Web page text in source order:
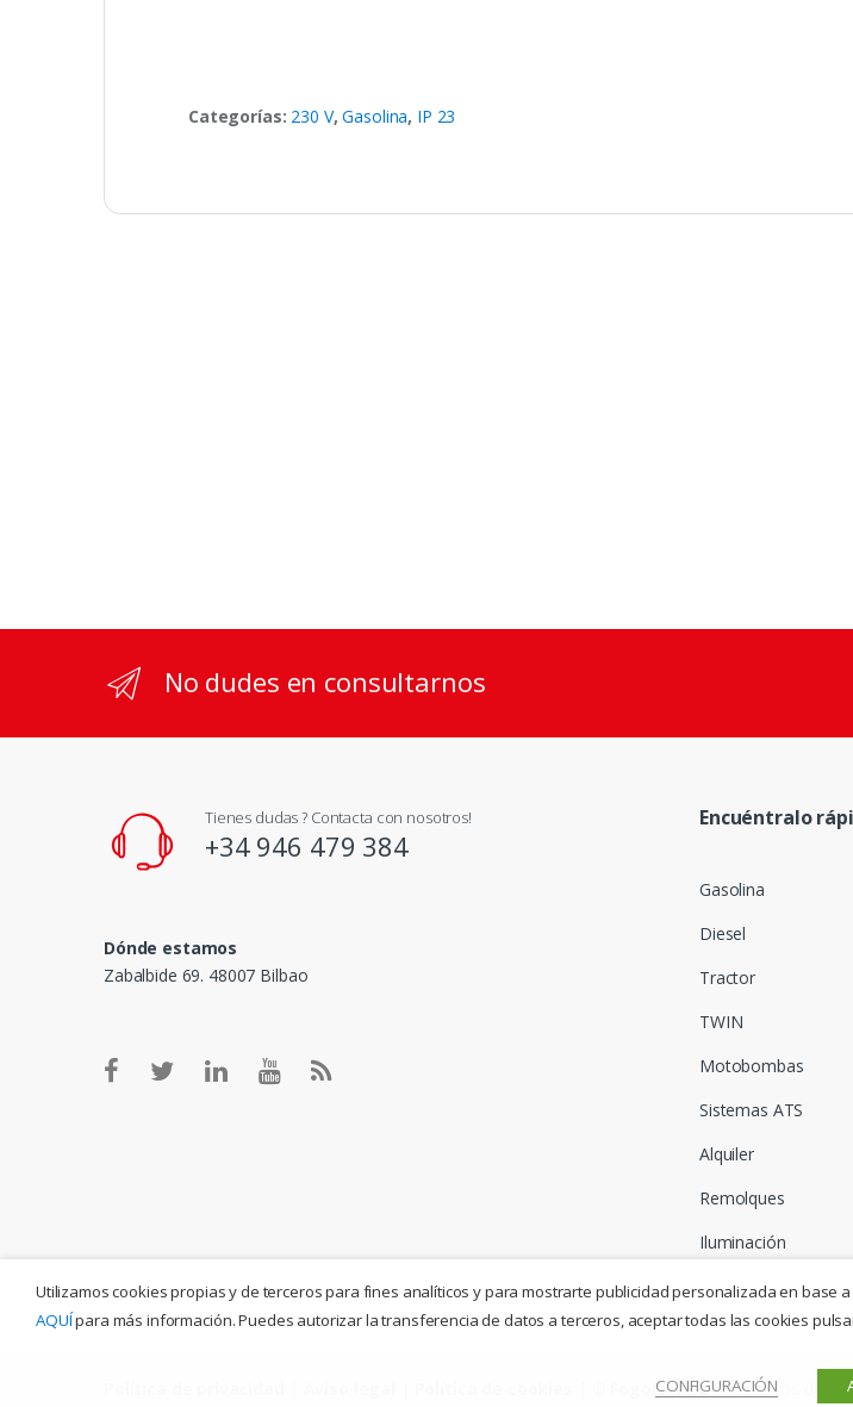
Categorías: 230 V,Gasolina, IP 23
No dudes en consultarnos
Encuéntralo
Gasolina
Diesel
Tractor
TWIN
Motobombas
Sistemas ATS
Alquiler
Remolques
Iluminación
Tienes dudas ? Contacta con nosotros!
+34 946 479 384
Dónde estamos
Zabalbide 69. 48007 Bilbao
Fogoiberica- Todos los
Utilizamos cookies propias y de terceros para fines analíticos y para mostrarte publicidad personalizada en
AQUÍpara más información. Puedes autorizar la transferencia de datos a terceros, aceptar todas las cookies
CONFIGURACIÓN